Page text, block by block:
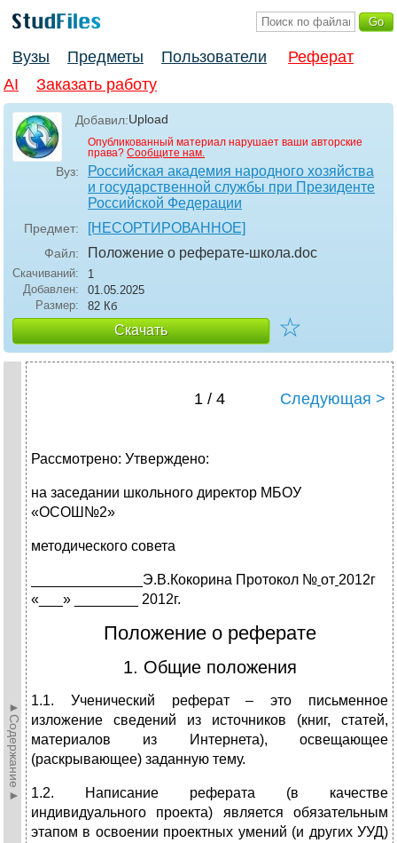
Вузы Предметы Пользователи
Реферат
AI
Заказать работу
Добавил:Upload
Опубликованный материал нарушает ваши авторские
права? Сообщите нам.
Вуз:
Российская академия народного хозяйства
и государственной службы при Президенте
Российской Федерации
Предмет: [НЕСОРТИРОВАННОЕ]
Файл: Положение о реферате-школа.doc
Скачиваний:
1
Добавлен:
01.05.2025
Размер:
82 Кб
Скачать ☆
►Содержание►
1 / 4 Следующая >
Рассмотрено: Утверждено:
на заседании школьного директор МБОУ
«ОСОШ№2»
методического совета
______________Э.В.Кокорина Протокол № от 2012г
«___» ________ 2012г.
Положение о реферате
1. Общие положения
1.1. Ученический реферат – это письменное
изложение сведений из источников (книг, статей,
материалов из Интернета), освещающее
(раскрывающее) заданную тему.
1.2. Написание реферата (в качестве
индивидуального проекта) является обязательным
этапом в освоении проектных умений (и других УУД)